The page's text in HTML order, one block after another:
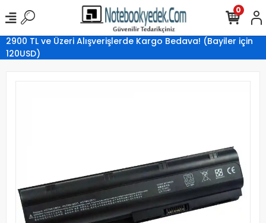
2900 TL ve Üzeri Alışverişlerde Kargo Bedava! (Bayiler için
120USD)
0